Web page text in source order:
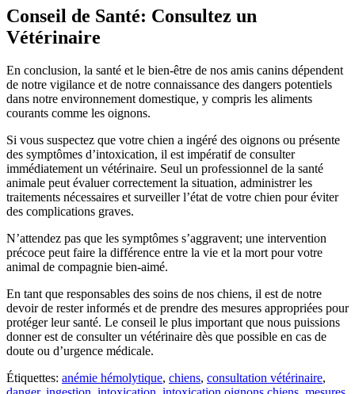
Conseil de Santé: Consultez un
Vétérinaire
En conclusion, la santé et le bien-être de nos amis canins dépendent
de notre vigilance et de notre connaissance des dangers potentiels
dans notre environnement domestique, y compris les aliments
courants comme les oignons.
Si vous suspectez que votre chien a ingéré des oignons ou présente
des symptômes d’intoxication, il est impératif de consulter
immédiatement un vétérinaire. Seul un professionnel de la santé
animale peut évaluer correctement la situation, administrer les
traitements nécessaires et surveiller l’état de votre chien pour éviter
des complications graves.
N’attendez pas que les symptômes s’aggravent; une intervention
précoce peut faire la différence entre la vie et la mort pour votre
animal de compagnie bien-aimé.
En tant que responsables des soins de nos chiens, il est de notre
devoir de rester informés et de prendre des mesures appropriées pour
protéger leur santé. Le conseil le plus important que nous puissions
donner est de consulter un vétérinaire dès que possible en cas de
doute ou d’urgence médicale.
Étiquettes: anémie hémolytique, chiens, consultation vétérinaire,